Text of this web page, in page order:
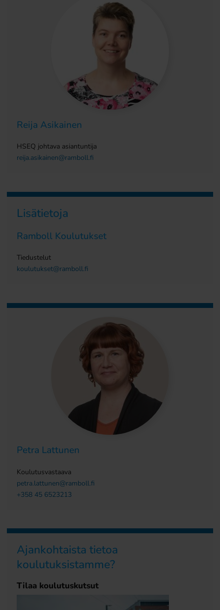
Reija Asikainen
HSEQ johtava asiantuntija
reija.asikainen@ramboll.fi
Lisätietoja
Ramboll Koulutukset
Tiedustelut
koulutukset@ramboll.fi
Petra Lattunen
Koulutusvastaava
petra.lattunen@ramboll.fi
+358 45 6523213
Ajankohtaista tietoa
koulutuksistamme?
Tilaa koulutuskutsut